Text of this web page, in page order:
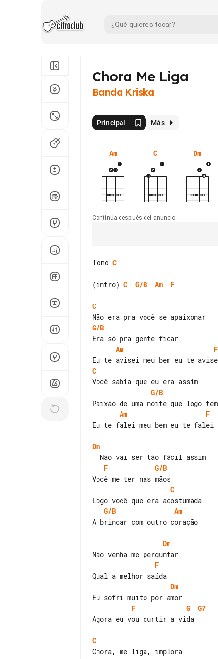
Chora Me Liga
Banda Kriska
Principal Más
Am C Dm
Continúa después del anuncio
Tono: C
(intro) C G/B Am F
C
G/B
Am
F
C
G/B
Am
F
Eu te falei meu bem eu te falei
Dm
F
G/B
C
G/B
Am
A brincar com outro coração
Dm
F
Dm
F
G
G7
Agora eu vou curtir a vida
C